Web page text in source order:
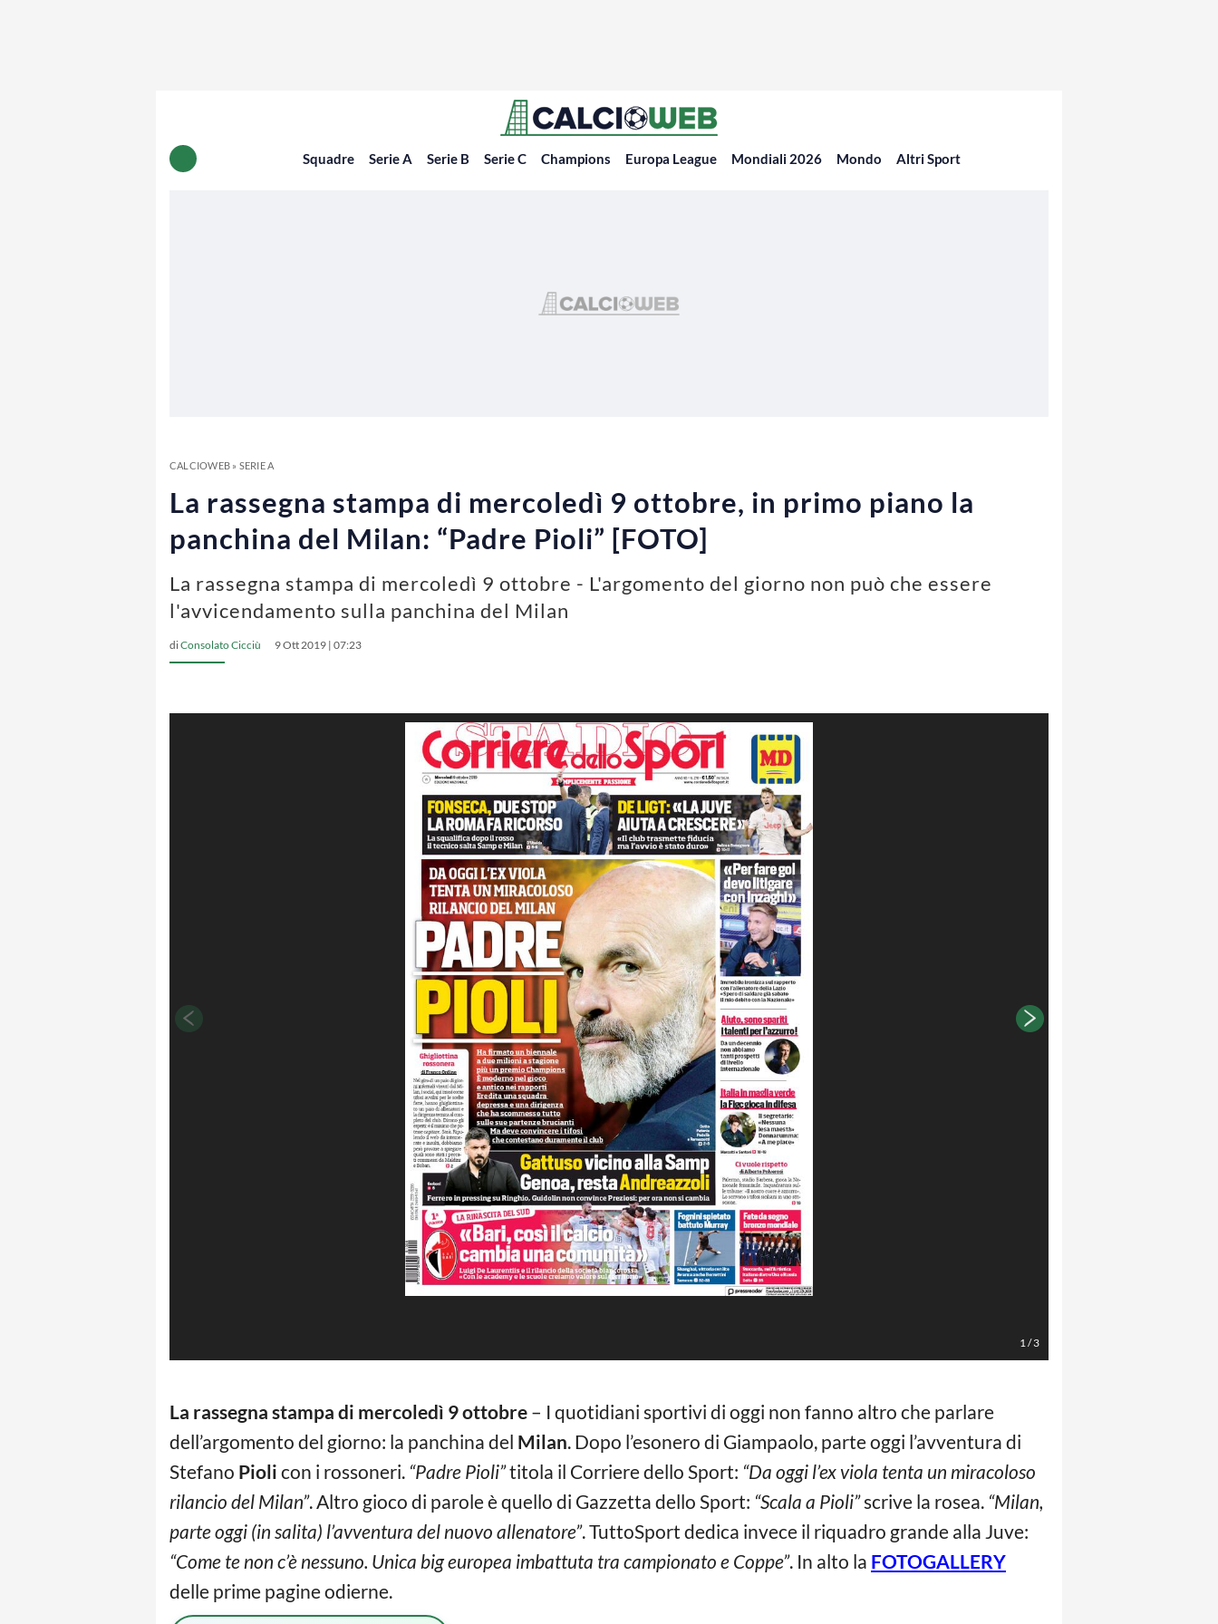
Squadre Serie A Serie B Serie C Champions Europa League Mondiali 2026 Mondo Altri Sport
CALCIOWEB» SERIE A
La rassegna stampa di mercoledì 9 ottobre, in primo piano la
panchina del Milan: “Padre Pioli” [FOTO]
La rassegna stampa di mercoledì 9 ottobre - L'argomento del giorno non può che essere
l'avvicendamento sulla panchina del Milan
diConsolato Cicciù 9 Ott 2019 | 07:23
1/3
La rassegna stampa di mercoledì 9 ottobre – I quotidiani sportivi di oggi non fanno altro che parlare
dell’argomento del giorno: la panchina del Milan. Dopo l’esonero di Giampaolo, parte oggi l’avventura di
Stefano Pioli con i rossoneri. “Padre Pioli”titola il Corriere dello Sport: “Da oggi l’ex viola tenta un miracoloso
rilancio del Milan”. Altro gioco di parole è quello di Gazzetta dello Sport: “Scala a Pioli”scrive la rosea. “Milan,
parte oggi (in salita) l’avventura del nuovo allenatore”. TuttoSport dedica invece il riquadro grande alla Juve:
“Come te non c’è nessuno. Unica big europea imbattuta tra campionato e Coppe”. In alto la FOTOGALLERY
delle prime pagine odierne.